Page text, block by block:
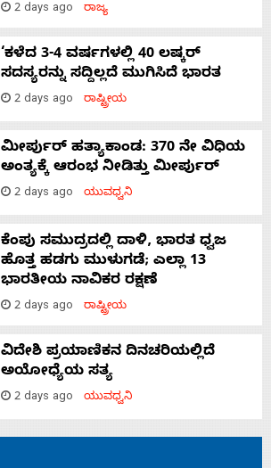
2 days ago ರಾಜ್ಯ
‘ಕಳೆದ 3-4 ವರ್ಷಗಳಲ್ಲಿ 40 ಲಷ್ಕರ್
ಸದಸ್ಯರನ್ನು ಸದ್ದಿಲ್ಲದೆ ಮುಗಿಸಿದೆ ಭಾರತ
2 days ago ರಾಷ್ಟ್ರೀಯ
ಮೀರ್ಪುರ್ ಹತ್ಯಾಕಾಂಡ: 370 ನೇ ವಿಧಿಯ
ಅಂತ್ಯಕ್ಕೆ ಆರಂಭ ನೀಡಿತ್ತು ಮೀರ್ಪುರ್
2 days ago ಯುವಧ್ವನಿ
ಕೆಂಪು ಸಮುದ್ರದಲ್ಲಿ ದಾಳಿ, ಭಾರತ ಧ್ವಜ
ಹೊತ್ತ ಹಡಗು ಮುಳುಗಡೆ; ಎಲ್ಲಾ 13
ಭಾರತೀಯ ನಾವಿಕರ ರಕ್ಷಣೆ
2 days ago ರಾಷ್ಟ್ರೀಯ
ವಿದೇಶಿ ಪ್ರಯಾಣಿಕನ ದಿನಚರಿಯಲ್ಲಿದೆ
ಅಯೋಧ್ಯೆಯ ಸತ್ಯ
2 days ago ಯುವಧ್ವನಿ